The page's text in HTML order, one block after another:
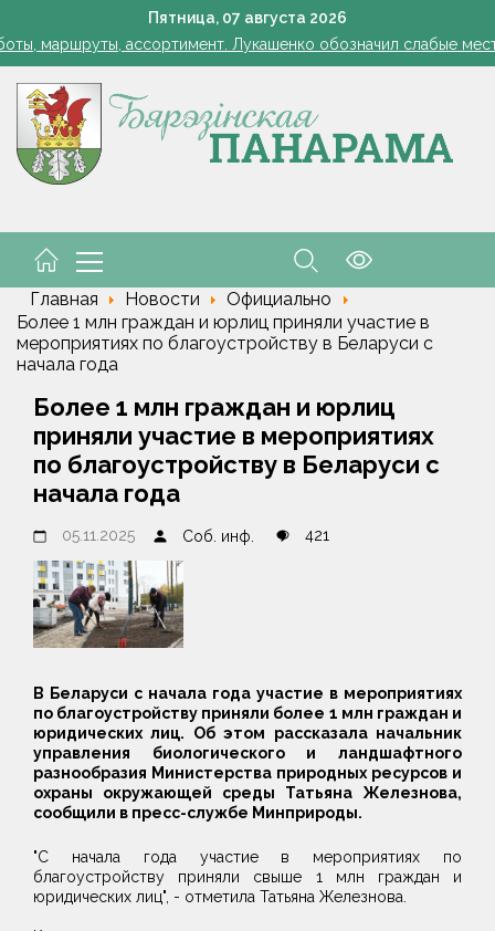
Пятница, 07 августа 2026
Лукашенко: я борюсь не за колхозы или совхозы - я борюсь
маршруты, ассортимент. Лукашенко обозначил слабые
1 стакан в ведро — тля и плодожорка бегут: Августовская
и средний бизнес приглашают к сотрудничеству с
Лукашенко: я борюсь не за колхозы или совхозы - я борюсь
Главная Новости
Официально
Более 1 млн граждан и юрлиц приняли участие в
мероприятиях по благоустройству в Беларуси с
начала года
Более 1 млн граждан и юрлиц
приняли участие в мероприятиях
по благоустройству в Беларуси с
начала года
05.11.2025 Соб. инф. 421
В Беларуси с начала года участие в мероприятиях
по благоустройству приняли более 1 млн граждан и
юридических лиц. Об этом рассказала начальник
управления биологического и ландшафтного
разнообразия Министерства природных ресурсов и
охраны окружающей среды Татьяна Железнова,
сообщили в пресс-службе Минприроды.
"С начала года участие в мероприятиях по
благоустройству приняли свыше 1 млн граждан и
юридических лиц", - отметила Татьяна Железнова.